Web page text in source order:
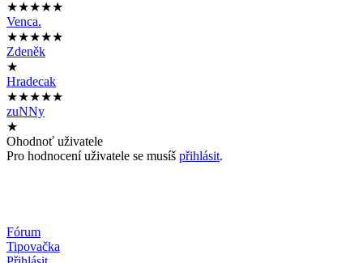
★★★★★
Venca.
★★★★★
Zdeněk
★
Hradecak
★★★★★
zuNNy
★
Ohodnoť uživatele
Pro hodnocení uživatele se musíš přihlásit.
Fórum
Tipovačka